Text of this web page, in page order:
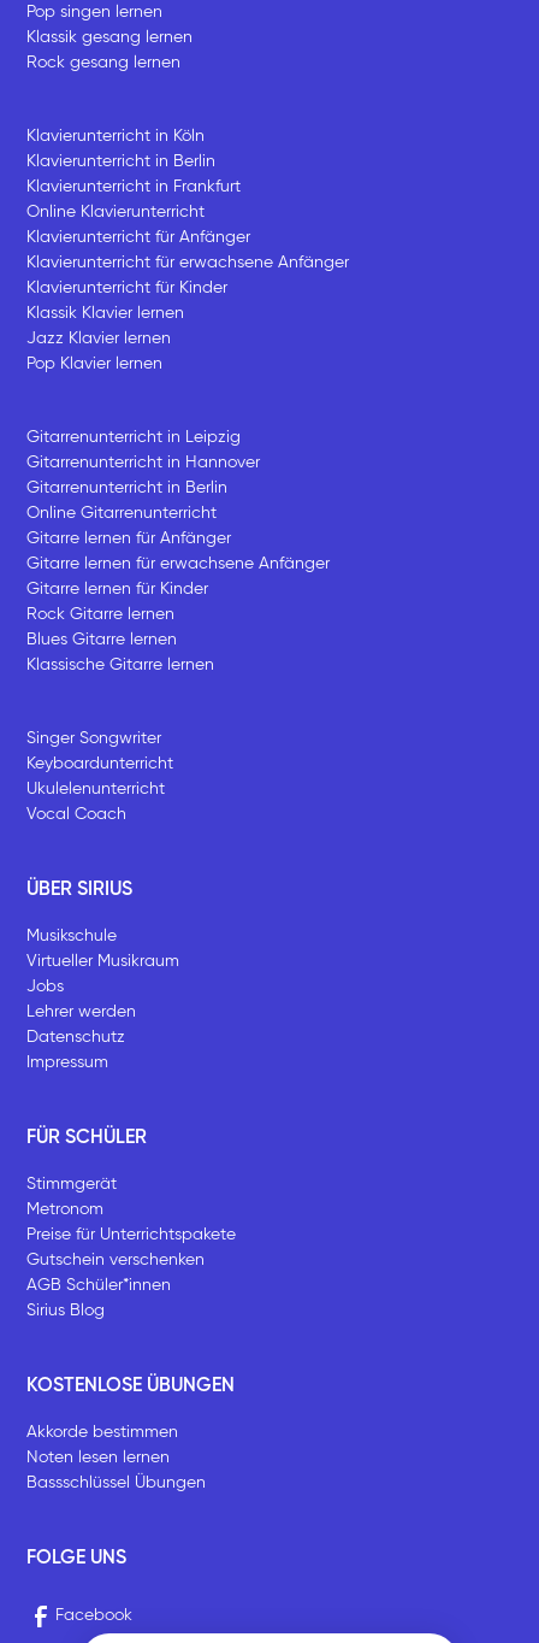
Pop singen lernen
Klassik gesang lernen
Rock gesang lernen
Klavierunterricht in Köln
Klavierunterricht in Berlin
Klavierunterricht in Frankfurt
Online Klavierunterricht
Klavierunterricht für Anfänger
Klavierunterricht für erwachsene Anfänger
Klavierunterricht für Kinder
Klassik Klavier lernen
Jazz Klavier lernen
Pop Klavier lernen
Gitarrenunterricht in Leipzig
Gitarrenunterricht in Hannover
Gitarrenunterricht in Berlin
Online Gitarrenunterricht
Gitarre lernen für Anfänger
Gitarre lernen für erwachsene Anfänger
Gitarre lernen für Kinder
Rock Gitarre lernen
Blues Gitarre lernen
Klassische Gitarre lernen
Singer Songwriter
Keyboardunterricht
Ukulelenunterricht
Vocal Coach
ÜBER SIRIUS
Musikschule
Virtueller Musikraum
Jobs
Lehrer werden
Datenschutz
Impressum
FÜR SCHÜLER
Stimmgerät
Metronom
Preise für Unterrichtspakete
Gutschein verschenken
AGB Schüler*innen
Sirius Blog
KOSTENLOSE ÜBUNGEN
Akkorde bestimmen
Noten lesen lernen
Bassschlüssel Übungen
FOLGE UNS
Facebook